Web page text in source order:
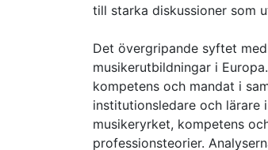
till starka diskussioner som
Det övergripande syftet
musikerutbildningar i
kompetens och mandat i
institutionsledare och lärare
musikeryrket, kompetens
professionsteorier.